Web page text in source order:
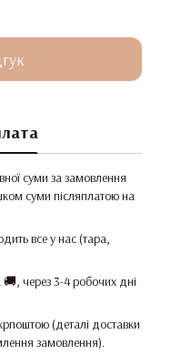
суми за замовлення
суми післяплатою на
все у нас (тара,
через 3-4 робочих дні
(деталі доставки
замовлення).